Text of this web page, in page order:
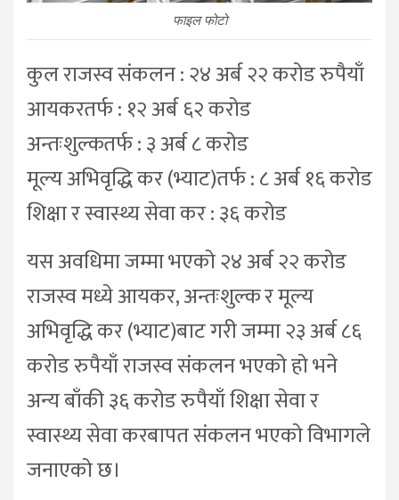
फाइल फोटो
कुल राजस्व संकलन : २४ अर्ब २२ करोड रुपैयाँ
आयकरतर्फ : १२ अर्ब ६२ करोड
अन्तःशुल्कतर्फ : ३ अर्ब ८ करोड
मूल्य अभिवृद्धि कर (भ्याट)तर्फ : ८ अर्ब १६ करोड
शिक्षा र स्वास्थ्य सेवा कर : ३६ करोड
यस अवधिमा जम्मा भएको २४ अर्ब २२ करोड
राजस्व मध्ये आयकर, अन्तःशुल्क र मूल्य
अभिवृद्धि कर (भ्याट)बाट गरी जम्मा २३ अर्ब ८६
करोड रुपैयाँ राजस्व संकलन भएको हो भने
अन्य बाँकी ३६ करोड रुपैयाँ शिक्षा सेवा र
स्वास्थ्य सेवा करबापत संकलन भएको विभागले
जनाएको छ।